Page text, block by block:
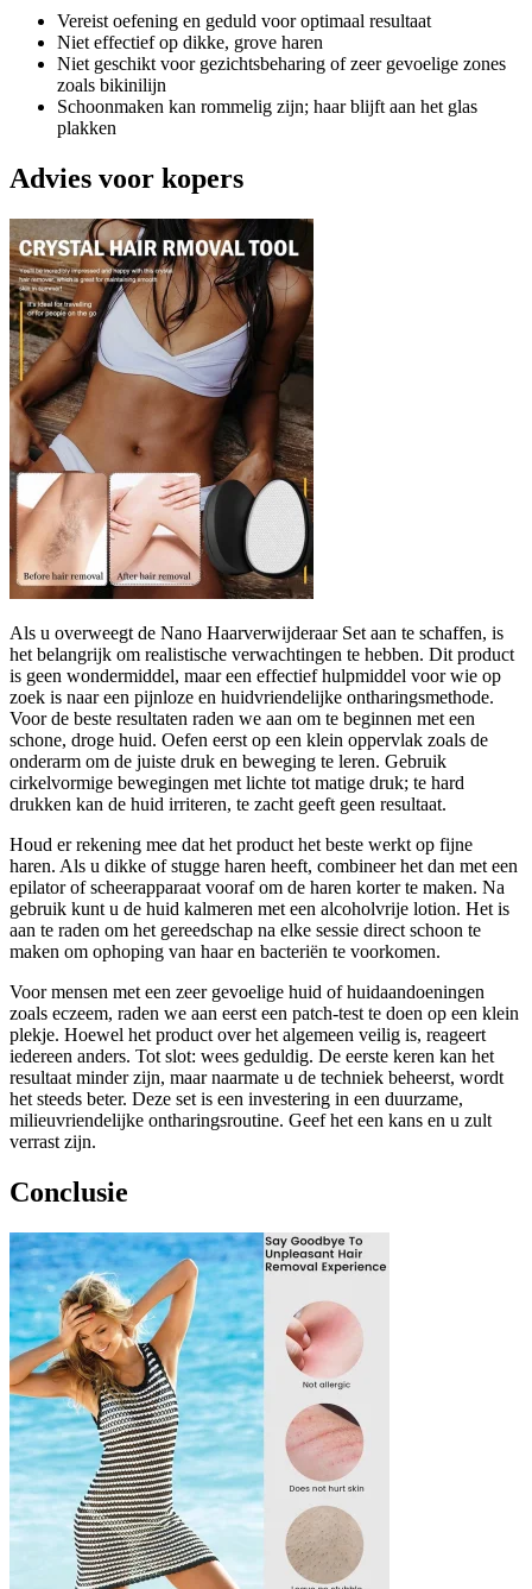
Vereist oefening en geduld voor optimaal resultaat
Niet effectief op dikke, grove haren
Niet geschikt voor gezichtsbeharing of zeer gevoelige zones
zoals bikinilijn
Schoonmaken kan rommelig zijn; haar blijft aan het glas
plakken
Advies voor kopers
Als u overweegt de Nano Haarverwijderaar Set aan te schaffen, is
het belangrijk om realistische verwachtingen te hebben. Dit product
is geen wondermiddel, maar een effectief hulpmiddel voor wie op
zoek is naar een pijnloze en huidvriendelijke ontharingsmethode.
Voor de beste resultaten raden we aan om te beginnen met een
schone, droge huid. Oefen eerst op een klein oppervlak zoals de
onderarm om de juiste druk en beweging te leren. Gebruik
cirkelvormige bewegingen met lichte tot matige druk; te hard
drukken kan de huid irriteren, te zacht geeft geen resultaat.
Houd er rekening mee dat het product het beste werkt op fijne
haren. Als u dikke of stugge haren heeft, combineer het dan met een
epilator of scheerapparaat vooraf om de haren korter te maken. Na
gebruik kunt u de huid kalmeren met een alcoholvrije lotion. Het is
aan te raden om het gereedschap na elke sessie direct schoon te
maken om ophoping van haar en bacteriën te voorkomen.
Voor mensen met een zeer gevoelige huid of huidaandoeningen
zoals eczeem, raden we aan eerst een patch-test te doen op een klein
plekje. Hoewel het product over het algemeen veilig is, reageert
iedereen anders. Tot slot: wees geduldig. De eerste keren kan het
resultaat minder zijn, maar naarmate u de techniek beheerst, wordt
het steeds beter. Deze set is een investering in een duurzame,
milieuvriendelijke ontharingsroutine. Geef het een kans en u zult
verrast zijn.
Conclusie